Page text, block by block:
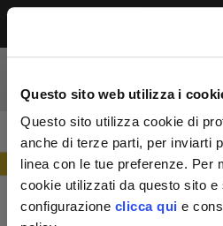
Questo sito web utilizza i
Questo sito utilizza cookie di
anche di terze parti, per inviarti
linea con le tue preferenze. Per
cookie utilizzati da questo sito e
configurazione clicca qui e
Accesso
Per leggere questo
abbonato alla rivista. Se
accedi subito per
Se non sei ancora dei
accedi ai tuoi